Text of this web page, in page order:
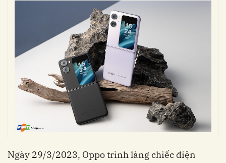
Ngày 29/3/2023, Oppo trình làng chiếc điện